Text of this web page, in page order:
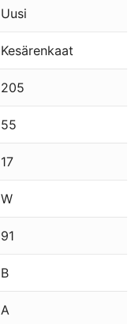
Uusi
Kesärenkaat
205
55
17
W
91
B
A